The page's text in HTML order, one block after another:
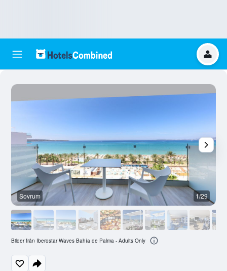
Sovrum 1/29
Bilder från Iberostar Waves Bahía de Palma - Adults Only